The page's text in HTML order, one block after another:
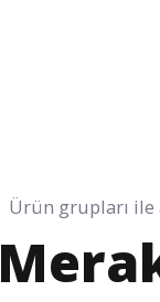
Ürün grupları